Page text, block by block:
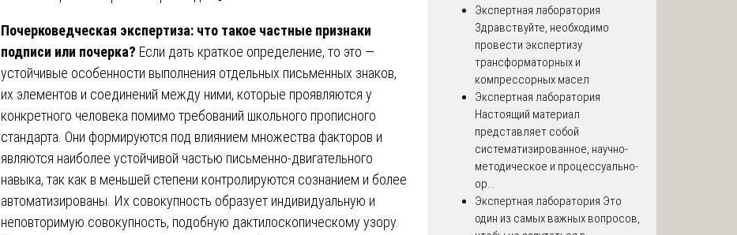
Почерковедческая экспертиза: что такое частные признаки
подписи или почерка? Если дать краткое определение, то это —
устойчивые особенности выполнения отдельных письменных знаков,
их элементов и соединений между ними, которые проявляются у
конкретного человека помимо требований школьного прописного
стандарта. Они формируются под влиянием множества факторов и
являются наиболее устойчивой частью письменно-двигательного
навыка, так как в меньшей степени контролируются сознанием и более
автоматизированы. Их совокупность образует индивидуальную и
неповторимую совокупность, подобную дактилоскопическому узору.
Экспертная лаборатория
Здравствуйте, необходимо
провести экспертизу
трансформаторных и
компрессорных масел
Экспертная лаборатория
Настоящий материал
представляет собой
систематизированное, научно-
методическое и процессуально-
ор...
Экспертная лаборатория Это
один из самых важных вопросов,